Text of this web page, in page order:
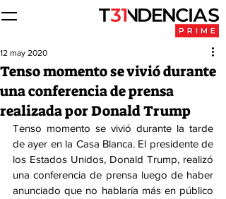
Tenso momento se vivió durante
una conferencia de prensa
realizada por Donald Trump
12 may 2020
Tenso momento se vivió durante la tarde
de ayer en la Casa Blanca. El presidente de
los Estados Unidos, Donald Trump, realizó
una conferencia de prensa luego de haber
anunciado que no hablaría más en público